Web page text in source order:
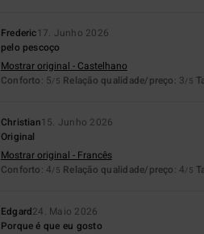
Frederic17. Junho 2026
pelo pescoço
Mostrar original - Castelhano
Conforto: 5/5 Relação qualidade/preço: 3/5
Christian15. Junho 2026
Original
Mostrar original - Francês
Conforto: 4/5 Relação qualidade/preço: 4/5
Edgard24. Maio 2026
Porque é que eu gosto